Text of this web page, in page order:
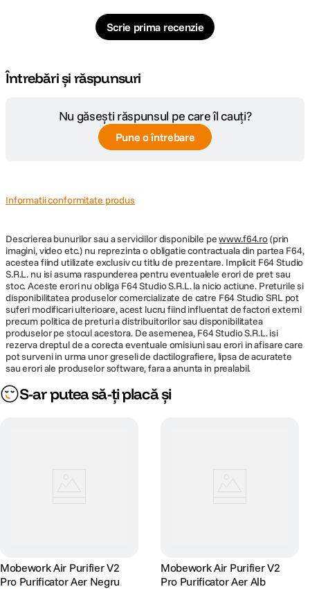
Scrie prima recenzie
Întrebări și răspunsuri
Nu găsești răspunsul pe care îl cauți?
Pune o întrebare
Informatii conformitate produs
Descrierea bunurilor sau a serviciilor disponibile pewww.f64.ro(prin
imagini, video etc.) nu reprezinta o obligatie contractuala din partea F64,
acestea fiind utilizate exclusiv cu titlu de prezentare. Implicit F64 Studio
S.R.L. nu isi asuma raspunderea pentru eventualele erori de pret sau
stoc. Aceste erori nu obliga F64 Studio S.R.L. la nicio actiune. Preturile si
disponibilitatea produselor comercializate de catre F64 Studio SRL pot
suferi modificari ulterioare, acest lucru fiind influentat de factori externi
precum politica de preturi a distribuitorilor sau disponibilitatea
produselor pe stocul acestora. De asemenea, F64 Studio S.R.L. isi
rezerva dreptul de a corecta eventuale omisiuni sau erori in afisare care
pot surveni in urma unor greseli de dactilografiere, lipsa de acuratete
sau erori ale produselor software, fara a anunta in prealabil.
S-ar putea să-ți placă și
Mobework Air Purifier V2
Pro Purificator Aer Negru
Mobework Air Purifier V2
Pro Purificator Aer Alb